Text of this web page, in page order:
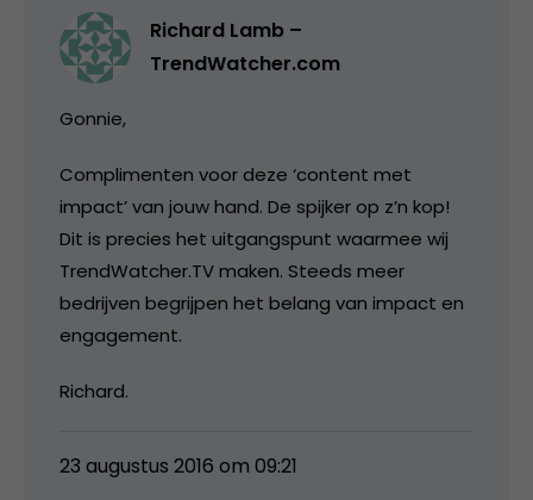
Richard Lamb –
TrendWatcher.com
Gonnie,
Complimenten voor deze ‘content met
impact’ van jouw hand. De spijker op z’n kop!
Dit is precies het uitgangspunt waarmee wij
TrendWatcher.TV maken. Steeds meer
bedrijven begrijpen het belang van impact en
engagement.
Richard.
23 augustus 2016 om 09:21